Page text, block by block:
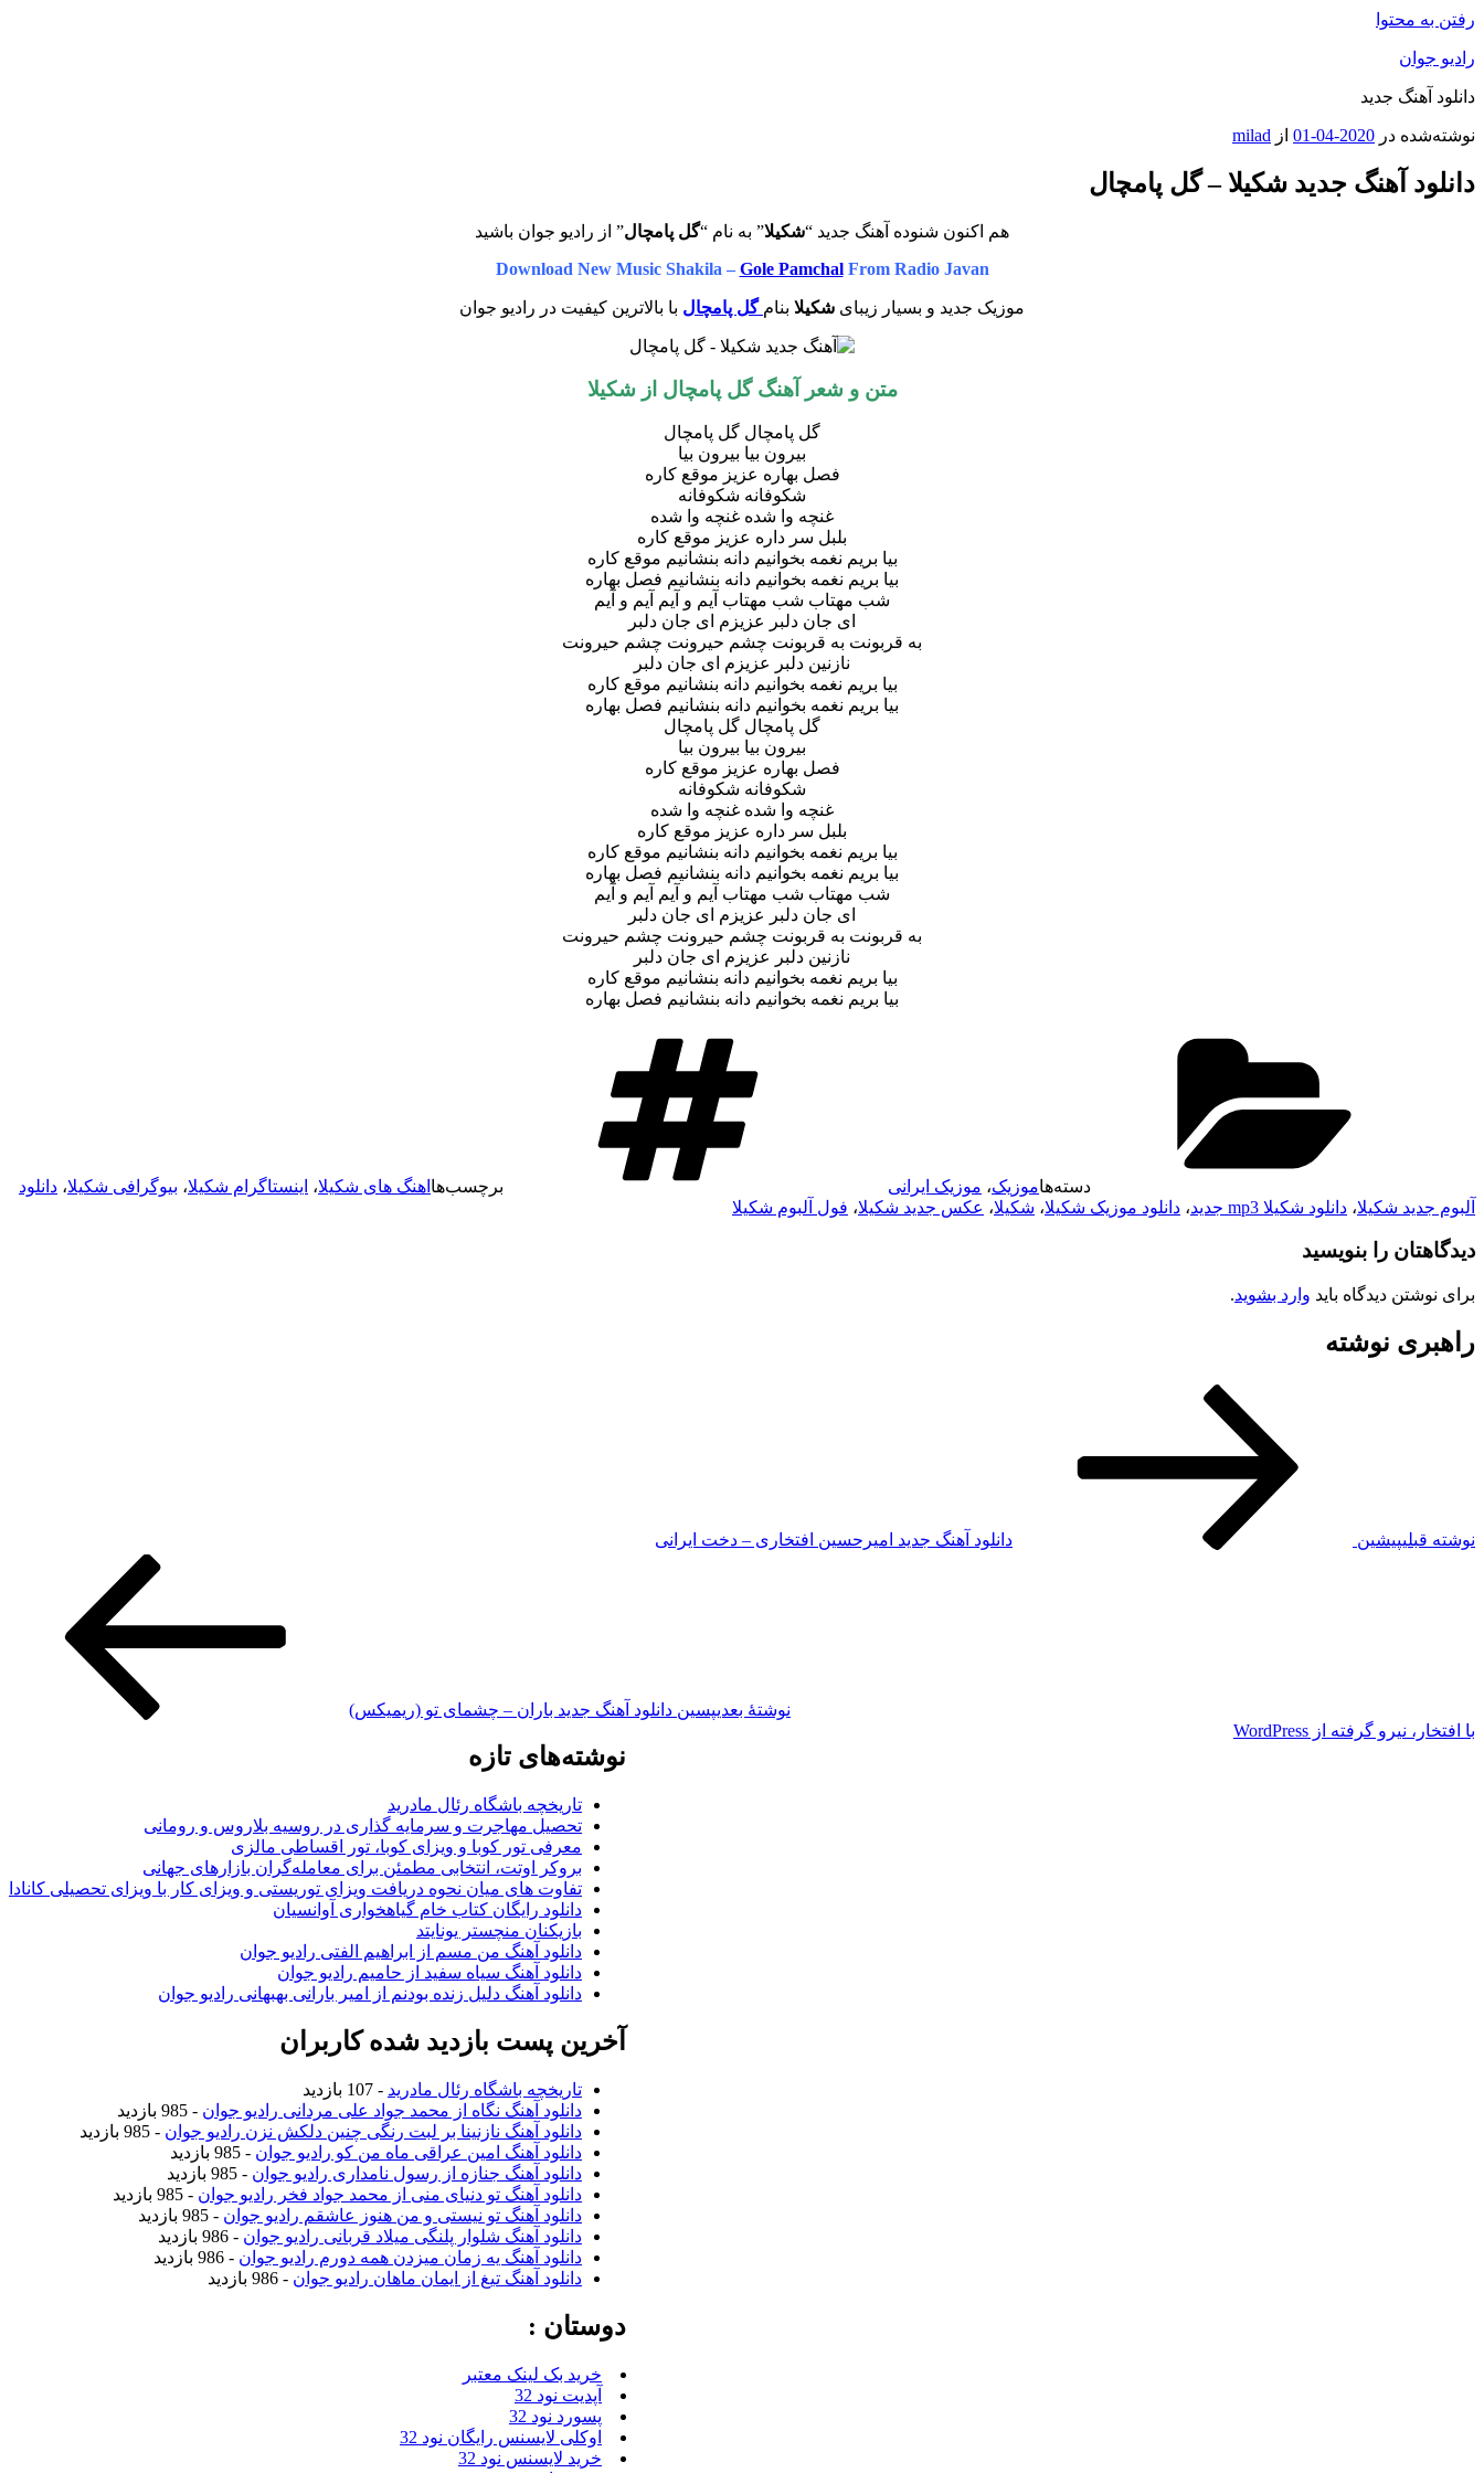
رفتن به محتوا
رادیو جوان
دانلود آهنگ جدید
نوشته‌شده در 2020-04-01 از milad
دانلود آهنگ جدید شکیلا – گل پامچال
هم اکنون شنوده آهنگ جدید “شکیلا” به نام “گل پامچال” از رادیو جوان باشید
Download New Music Shakila – Gole PamchalFrom Radio Javan
موزیک جدید و بسیار زیبای شکیلا بنام گل پامچال با بالاترین کیفیت در رادیو جوان
متن و شعر آهنگ گل پامچال از شکیلا
گل پامچال گل پامچال
بیرون بیا بیرون بیا
فصل بهاره عزیز موقع کاره
شکوفانه شکوفانه
غنچه وا شده غنچه وا شده
بلبل سر داره عزیز موقع کاره
بیا بریم نغمه بخوانیم دانه بنشانیم موقع کاره
بیا بریم نغمه بخوانیم دانه بنشانیم فصل بهاره
شب مهتاب شب مهتاب آیم و آیم آیم و آیم
ای جان دلبر عزیزم ای جان دلبر
به قربونت به قربونت چشم حیرونت چشم حیرونت
نازنین دلبر عزیزم ای جان دلبر
بیا بریم نغمه بخوانیم دانه بنشانیم موقع کاره
بیا بریم نغمه بخوانیم دانه بنشانیم فصل بهاره
گل پامچال گل پامچال
بیرون بیا بیرون بیا
فصل بهاره عزیز موقع کاره
شکوفانه شکوفانه
غنچه وا شده غنچه وا شده
بلبل سر داره عزیز موقع کاره
بیا بریم نغمه بخوانیم دانه بنشانیم موقع کاره
بیا بریم نغمه بخوانیم دانه بنشانیم فصل بهاره
شب مهتاب شب مهتاب آیم و آیم آیم و آیم
ای جان دلبر عزیزم ای جان دلبر
به قربونت به قربونت چشم حیرونت چشم حیرونت
نازنین دلبر عزیزم ای جان دلبر
بیا بریم نغمه بخوانیم دانه بنشانیم موقع کاره
بیا بریم نغمه بخوانیم دانه بنشانیم فصل بهاره
دسته‌هاموزیک، موزیک ایرانی برچسب‌ها اهنگ های شکیلا، اینستاگرام شکیلا، بیوگرافی شکیلا، دانلود
آلبوم جدید شکیلا، دانلود شکیلا mp3 جدید ، دانلود موزیک شکیلا، شکیلا، عکس جدید شکیلا، فول آلبوم شکیلا
دیدگاهتان را بنویسید
برای نوشتن دیدگاه باید وارد بشوید.
راهبری نوشته
نوشته قبلیپیشین دانلود آهنگ جدید امیرحسین افتخاری – دخت ایرانی
نوشته‌ٔ بعدیپسین دانلود آهنگ جدید باران – چشمای تو (ریمیکس)
نوشته‌های تازه
تاریخچه باشگاه رئال مادرید
تحصیل مهاجرت و سرمایه گذاری در روسیه بلاروس و رومانی
معرفی تور کوبا و ویزای کوبا، تور اقساطی مالزی
بروکر اوتت، انتخابی مطمئن برای معامله‌گران بازارهای جهانی
تفاوت های میان نحوه دریافت ویزای توریستی و ویزای کار با ویزای تحصیلی کانادا
دانلود رایگان کتاب خام گیاهخواری آوانسیان
بازیکنان منچستر یونایتد
دانلود آهنگ من مسم از ابراهیم الفتی رادیو جوان
دانلود آهنگ سیاه سفید از حامیم رادیو جوان
دانلود آهنگ دلیل زنده بودنم از امیر بارانی بهبهانی رادیو جوان
آخرین پست بازدید شده کاربران
تاریخچه باشگاه رئال مادرید - 107 بازدید
دانلود آهنگ نگاه از محمد جواد علی مردانی رادیو جوان - 985 بازدید
دانلود آهنگ نازنینا بر لبت رنگی چنین دلکش نزن رادیو جوان - 985 بازدید
دانلود آهنگ امین عراقی ماه من کو رادیو جوان - 985 بازدید
دانلود آهنگ جنازه از رسول نامداری رادیو جوان - 985 بازدید
دانلود آهنگ تو دنیای منی از محمد جواد فخر رادیو جوان - 985 بازدید
دانلود آهنگ تو نیستی و من هنوز عاشقم رادیو جوان - 985 بازدید
دانلود آهنگ شلوار پلنگی میلاد قربانی رادیو جوان - 986 بازدید
دانلود آهنگ یه زمان میزدن همه دورم رادیو جوان - 986 بازدید
دانلود آهنگ تیغ از ایمان ماهان رادیو جوان - 986 بازدید
دوستان :
خرید بک لینک معتبر
آپدیت نود 32
پسورد نود 32
اوکلی لایسنس رایگان نود 32
خرید لایسنس نود 32
با افتخار، نیرو گرفته از WordPress